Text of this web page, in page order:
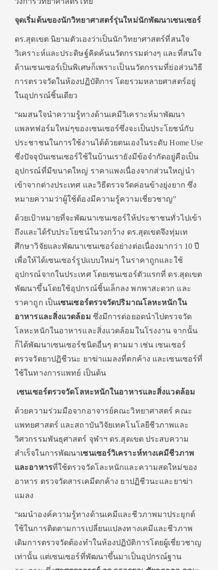
จุดเริ่มต้นของนักวิทยาศาสตร์รุ่นใหม่นักพัฒนาเซนเซอร์
ดร.สุดเขต นิยามตัวเองว่าเป็นนักวิทยาศาสตร์ที่สนใจ
วิเคราะห์และประดิษฐ์คิดค้นนวัตกรรมต่างๆ และที่สนใจ
ด้านเซนเซอร์เป็นพิเศษก็เพราะเป็นนวัตกรรมที่ย่อส่วนวิธี
การตรวจวัดในห้องปฏิบัติการ โดยรวมหลายศาสตร์อยู่
ในอุปกรณ์ชิ้นเดียว
“ผมสนใจนำความรู้ทางด้านเคมีวิเคราะห์มาพัฒนา
แพลทฟอร์มใหม่ๆของเซนเซอร์ซึ่งจะเป็นประโยชน์กับ
ประชาชนในการใช้งานได้ด้วยตนเองในระดับ Home Use
ซึ่งปัจจุบันเซนเซอร์ใช้ในบ้านเรายังมีข้อจำกัดอยู่คือเป็น
อุปกรณ์ที่มีขนาดใหญ่ ราคาแพงเนื่องจากส่วนใหญ่นำ
เข้าจากต่างประเทศ และวิธีตรวจวัดค่อนข้างยุ่งยาก ซึ่ง
หมายความว่าผู้ใช้ต้องมีความรู้ความเชี่ยวชาญ”
ด้วยเป้าหมายที่จะพัฒนาเซนเซอร์ให้ประชาชนทั่วไปเข้า
ถึงและได้รับประโยชน์ในวงกว้าง ดร.สุดเขตจึงทุ่มเท
ศึกษาวิจัยและพัฒนาเซนเซอร์อย่างต่อเนื่องมากว่า 10 ปี
เพื่อให้ได้เซนเซอร์รูปแบบใหม่ๆ ในราคาถูกและใช้
อุปกรณ์จากในประเทศ โดยเซนเซอร์ตัวแรกที่ ดร.สุดเขต
พัฒนาขึ้นโดยใช้อุปกรณ์ชิ้นเล็กลง พกพาสะดวก และ
ราคาถูก เป็นเซนเซอร์ตรวจวัดปริมาณโลหะหนักใน
อาหารและสิ่งแวดล้อม ซึ่งมีการต่อยอดนำไปตรวจวัด
โลหะหนักในอาหารและสิ่งแวดล้อมในโรงงาน จากนั้น
ก็ได้พัฒนาเซนเซอร์ชนิดอื่นๆ ตามมา เช่น เซนเซอร์
ตรวจวัดยาปฏิชีวนะ ยาฆ่าแมลงที่ตกค้าง และเซนเซอร์ที่
ใช้ในทางการแพทย์ เป็นต้น
เซนเซอร์ตรวจวัดโลหะหนักในอาหารและสิ่งแวดล้อม
ด้วยความร่วมมือจากอาจารย์คณะวิทยาศาสตร์ คณะ
แพทยศาสตร์ และสถาบันวิจัยเทคโนโลยีชีวภาพและ
วิศวกรรมพันธุศาสตร์ จุฬาฯ ดร.สุดเขต ประสบความ
สำเร็จในการพัฒนาเซนเซอร์วิเคราะห์ทางเคมีชีวภาพ
และอาหารที่ใช้ตรวจวัดโละหนักและความสดใหม่ของ
อาหาร ตรวจวัดสารเคมีตกค้าง ยาปฏิชีวนะและยาฆ่า
แมลง
“ผมนำองค์ความรู้ทางด้านเคมีและชีวภาพมาประยุกต์
ใช้ในการติดตามการเปลี่ยนแปลงทางเคมีและชีวภาพ
เดิมการตรวจวัดต้องทำในห้องปฏิบัติการโดยผู้เชี่ยวชาญ
เท่านั้น แต่เซนเซอร์ที่พัฒนาขึ้นมาเป็นอุปกรณ์ฐาน